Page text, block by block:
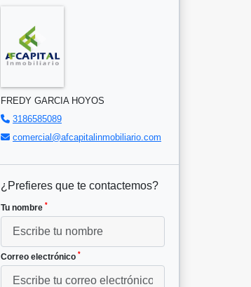
FREDY GARCIA HOYOS
3186585089
comercial@afcapitalinmobiliario.com
¿Prefieres que te contactemos?
Tu nombre *
Correo electrónico *